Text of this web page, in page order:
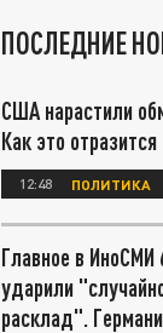
ПОСЛЕДНИЕ
США нарастили
Как это
12:48 ПОЛИТИКА
Главное в ИноСМИ
ударили
расклад".